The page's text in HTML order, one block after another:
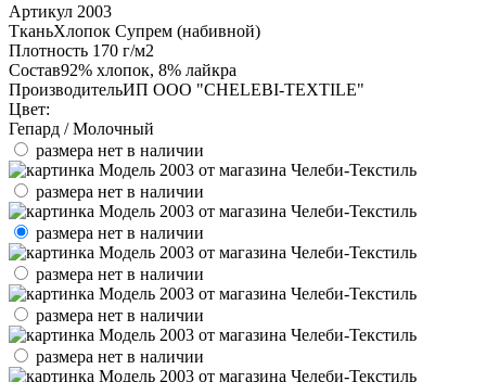
Артикул 2003
ТканьХлопок Супрем (набивной)
Плотность 170 г/м2
Состав92% хлопок, 8% лайкра
ПроизводительИП ООО "CHELEBI-TEXTILE"
Цвет:
Гепард / Молочный
размера нет в наличии
размера нет в наличии
размера нет в наличии
размера нет в наличии
размера нет в наличии
размера нет в наличии